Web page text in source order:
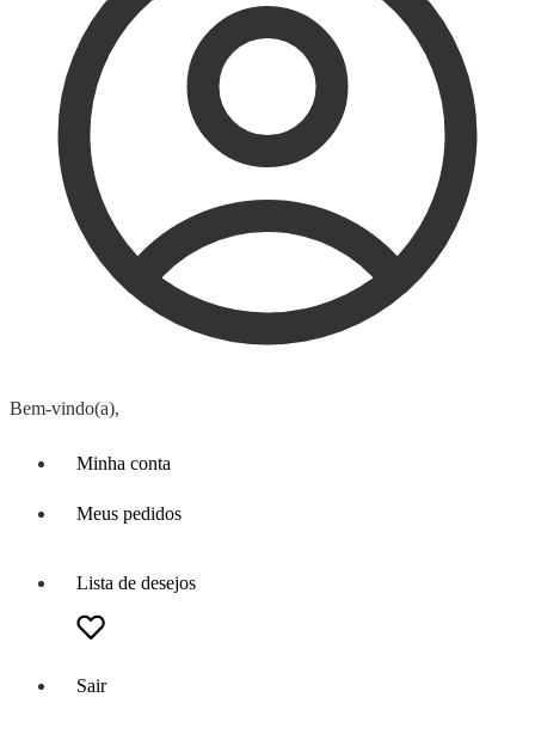
Bem-vindo(a),
Minha conta
Meus pedidos
Lista de desejos
Sair